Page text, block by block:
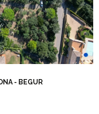
- BEGUR